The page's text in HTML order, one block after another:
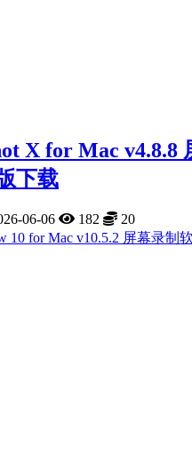
X for Mac v4.8.8
下载
06-06 182 20